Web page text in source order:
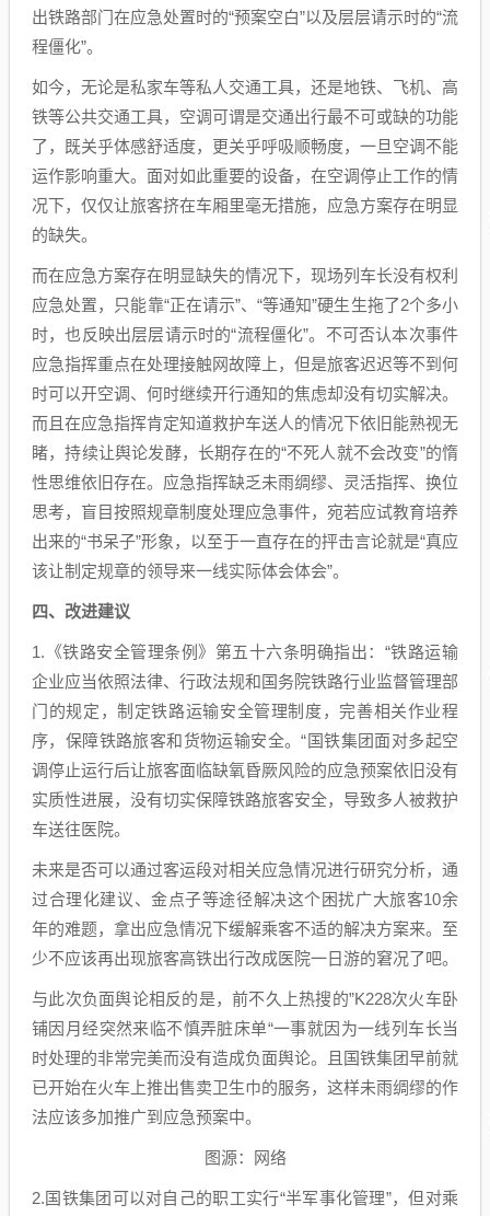
出铁路部门在应急处置时的“预案空白”以及层层请示时的“流
程僵化”。
如今，无论是私家车等私人交通工具，还是地铁、飞机、高
铁等公共交通工具，空调可谓是交通出行最不可或缺的功能
了，既关乎体感舒适度，更关乎呼吸顺畅度，一旦空调不能
运作影响重大。面对如此重要的设备，在空调停止工作的情
况下，仅仅让旅客挤在车厢里毫无措施，应急方案存在明显
的缺失。
而在应急方案存在明显缺失的情况下，现场列车长没有权利
应急处置，只能靠“正在请示”、“等通知”硬生生拖了2个多小
时，也反映出层层请示时的“流程僵化”。不可否认本次事件
应急指挥重点在处理接触网故障上，但是旅客迟迟等不到何
时可以开空调、何时继续开行通知的焦虑却没有切实解决。
而且在应急指挥肯定知道救护车送人的情况下依旧能熟视无
睹，持续让舆论发酵，长期存在的“不死人就不会改变”的惰
性思维依旧存在。应急指挥缺乏未雨绸缪、灵活指挥、换位
思考，盲目按照规章制度处理应急事件，宛若应试教育培养
出来的“书呆子”形象，以至于一直存在的抨击言论就是“真应
该让制定规章的领导来一线实际体会体会”。
四、改进建议
1.《铁路安全管理条例》第五十六条明确指出：“铁路运输
企业应当依照法律、行政法规和国务院铁路行业监督管理部
门的规定，制定铁路运输安全管理制度，完善相关作业程
序，保障铁路旅客和货物运输安全。“国铁集团面对多起空
调停止运行后让旅客面临缺氧昏厥风险的应急预案依旧没有
实质性进展，没有切实保障铁路旅客安全，导致多人被救护
车送往医院。
未来是否可以通过客运段对相关应急情况进行研究分析，通
过合理化建议、金点子等途径解决这个困扰广大旅客10余
年的难题，拿出应急情况下缓解乘客不适的解决方案来。至
少不应该再出现旅客高铁出行改成医院一日游的窘况了吧。
与此次负面舆论相反的是，前不久上热搜的”K228次火车卧
铺因月经突然来临不慎弄脏床单“一事就因为一线列车长当
时处理的非常完美而没有造成负面舆论。且国铁集团早前就
已开始在火车上推出售卖卫生巾的服务，这样未雨绸缪的作
法应该多加推广到应急预案中。
图源：网络
2.国铁集团可以对自己的职工实行“半军事化管理”，但对乘